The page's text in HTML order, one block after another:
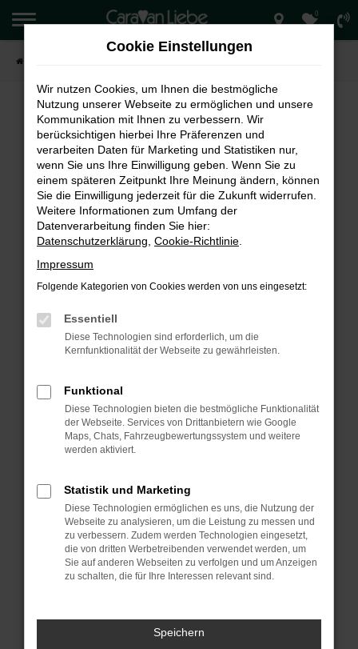
Zum
Hauptinhalt
springen
0
FEHLER: NETWORK ERROR
Beim Laden ist ein Fehler aufgetreten.
Hier sind ein paar Tipps, die dir helfen können:
Überprüfe deine Firewall und deine
Internetverbindung.
Laden andere Webseiten, zum Beispiel deine
Suchmaschine?
Prüfe deine Browsererweiterungen.
können das Laden bestimmter Seiten
verhindern. Funktioniert die Seite in einem
Starte dein Gerät neu.
Das kann manchmal helfen, vorübergehende
Probleme zu beheben.
sind.
Veraltete Software birgt nicht nur ein
Sicherheitsrisiko, sondern kann auch dazu
führen, dass bestimmte Funktionen nicht mehr
unterstützt werden.
hast, kontaktiere uns bitte. Wir werden
Cookie Einstellungen
Wir nutzen Cookies, um Ihnen die bestmögliche
Nutzung unserer Webseite zu ermöglichen und unsere
Kommunikation mit Ihnen zu verbessern. Wir
berücksichtigen hierbei Ihre Präferenzen und
verarbeiten Daten für Marketing und Statistiken nur,
wenn Sie uns Ihre Einwilligung geben. Wenn Sie zu
einem späteren Zeitpunkt Ihre Meinung ändern, können
Sie die Einwilligung jederzeit für die Zukunft widerrufen.
Weitere Informationen zum Umfang der
Datenverarbeitung finden Sie hier:
Datenschutzerklärung Cookie-Richtlinie
Impressum
Folgende Kategorien von Cookies werden von uns eingesetzt:
Essentiell
Diese Technologien sind erforderlich, um die
Kernfunktionalität der Webseite zu gewährleisten.
Funktional
Diese Technologien bieten die bestmögliche Funktionalität
der Webseite. Services von Drittanbietern wie Google
Maps, Chats, Fahrzeugbewertungssystem und weitere
werden aktiviert.
Statistik und Marketing
Diese Technologien ermöglichen es uns, die Nutzung der
Webseite zu analysieren, um die Leistung zu messen und
zu verbessern. Zudem werden Technologien eingesetzt,
die von dritten Werbetreibenden verwendet werden, um
Sie auf anderen Webseiten zu verfolgen und um Anzeigen
zu schalten, die für Ihre Interessen relevant sind.
Speichern